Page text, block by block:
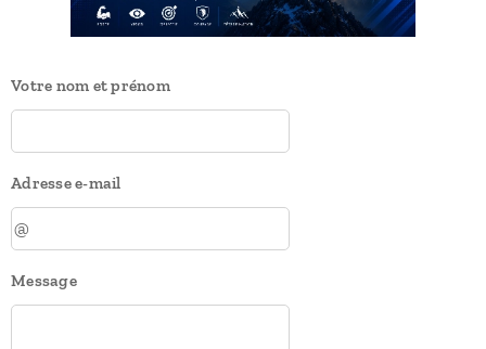
Votre nom et prénom
Adresse e-mail
Message